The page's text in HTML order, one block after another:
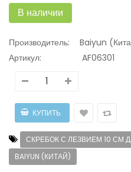
В наличии
Производитель:
Baiyun
Артикул:
AF06301
СКРЕБОК С ЛЕЗВИЕМ 10 СМ
BAIYUN (КИТАЙ)